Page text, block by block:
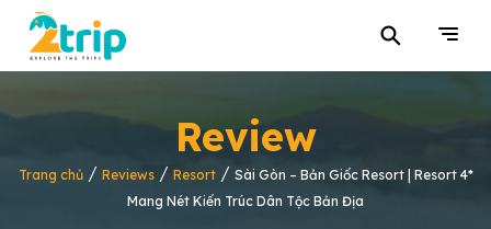
⚲
Review
Trang chủ/ Reviews/ Resort/ Sài Gòn – Bản Giốc Resort | Resort 4*
Mang Nét Kiến Trúc Dân Tộc Bản Địa